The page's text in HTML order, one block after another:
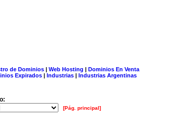
de Dominios| Web Hosting | Dominios En Venta
Expirados | Industrias | Industrias Argentinas
[Pág. principal]